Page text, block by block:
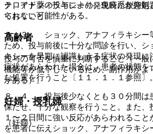
テロイド薬の投与により、免疫系が抑制
られない可能性がある。
高齢者
投与の可否を慎重に判断すること（一般
機能等が低下しているため、副作用がよ
がある）。
妊婦・授乳婦
（妊婦）
ク、アナフィラキシーの発現時に救急処
ておくこと。
８．３． ショック、アナフィラキシー
ため、投与前後に十分な問診を行い、シ
キシーを早期に認識しうる症状の発現に
症状があらわれた場合は、患者の状態を
な処置を行うこと〔１１．１．１参照〕。
８．４． 投与後少なくとも３０分間は
保たせ、十分な観察を行うこと。また、
１〜２日間に強い反応があらわれること
を患者に伝えショック、アナフィラキシ